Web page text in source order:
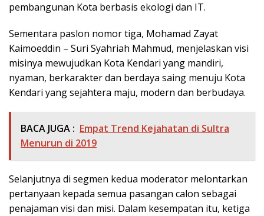
pembangunan Kota berbasis ekologi dan IT.
Sementara paslon nomor tiga, Mohamad Zayat
Kaimoeddin – Suri Syahriah Mahmud, menjelaskan visi
misinya mewujudkan Kota Kendari yang mandiri,
nyaman, berkarakter dan berdaya saing menuju Kota
Kendari yang sejahtera maju, modern dan berbudaya.
BACA JUGA : Empat Trend Kejahatan di Sultra
Menurun di 2019
Selanjutnya di segmen kedua moderator melontarkan
pertanyaan kepada semua pasangan calon sebagai
penajaman visi dan misi. Dalam kesempatan itu, ketiga